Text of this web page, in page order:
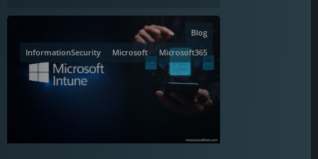
Microsoft365
Microsoft
InformationSecurity
Blog